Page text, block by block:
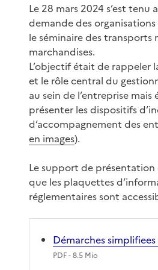
Le 28 mars 2024 s’est tenu
demande des
le séminaire des transports
marchandises.
L’objectif était de rappeler
et le rôle central du
au sein de l’entreprise mais
présenter les dispositifs
d’accompagnement des
en images).
Le support de présentation
que les plaquettes
réglementaires sont
Démarches simplifiees
PDF- 8.5 Mio